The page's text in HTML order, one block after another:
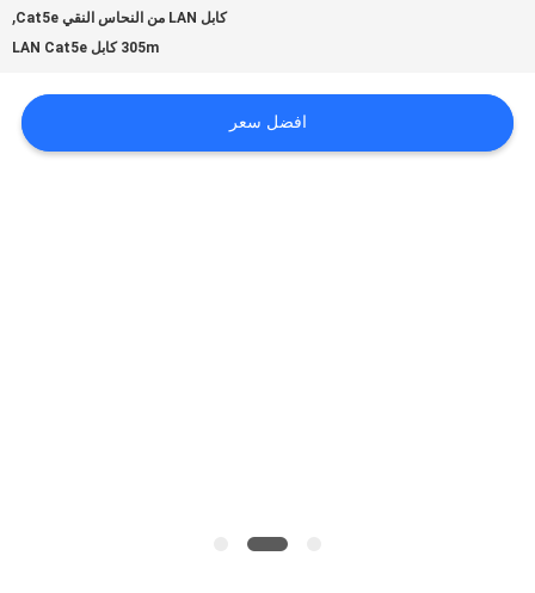
أخبار
كابل LAN من النحاس النقي Cat5e ,
305m كابل LAN Cat5e
افضل سعر